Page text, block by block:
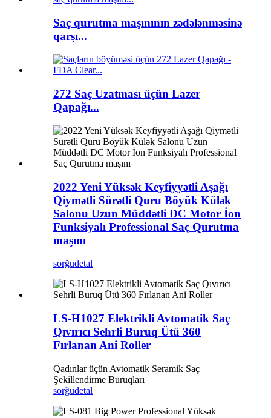
Saç qurutma maşınının zədələnməsinə
qarşı...
272 Saç Uzatması üçün Lazer
Qapağı...
2022 Yeni Yüksək Keyfiyyətli Aşağı
Qiymətli Sürətli Quru Böyük Külək
Salonu Uzun Müddətli DC Motor İon
Funksiyalı Professional Saç Qurutma
maşını
sorğudetal
LS-H1027 Elektrikli Avtomatik Saç
Qıvırıcı Sehrli Buruq Ütü 360
Fırlanan Ani Roller
Qadınlar üçün Avtomatik Seramik Saç
Şekillendirme Buruqları
sorğudetal